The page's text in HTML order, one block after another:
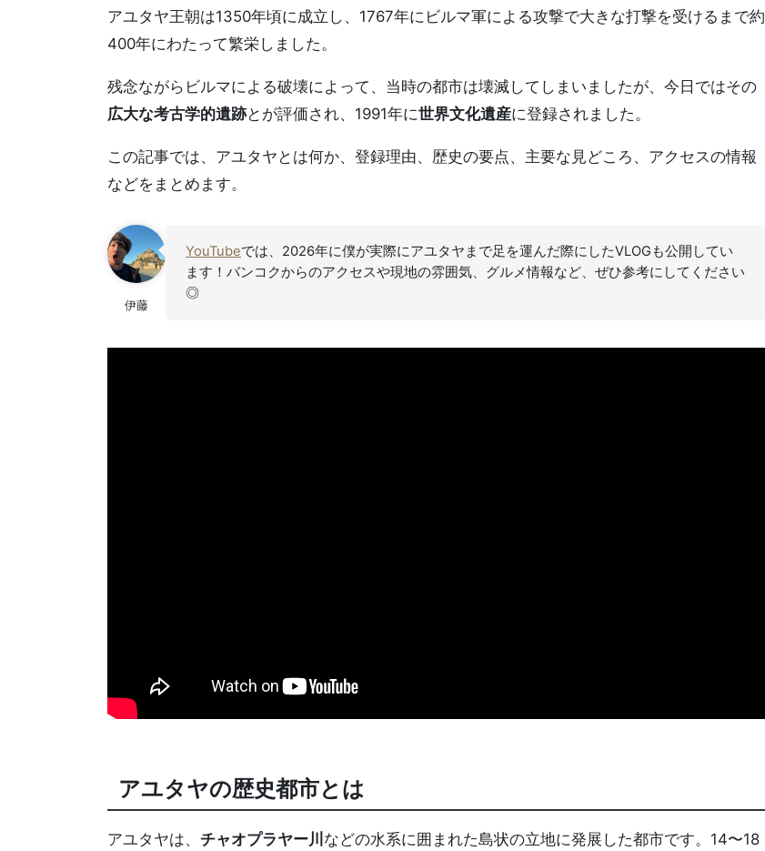
アユタヤ王朝は1350年頃に成立し、1767年にビルマ軍による攻撃で大きな打撃を受けるまで約
400年にわたって繁栄しました。
残念ながらビルマによる破壊によって、当時の都市は壊滅してしまいましたが、今日ではその
広大な考古学的遺跡とが評価され、1991年に世界文化遺産に登録されました。
この記事では、アユタヤとは何か、登録理由、歴史の要点、主要な見どころ、アクセスの情報
などをまとめます。
伊藤
YouTubeでは、2026年に僕が実際にアユタヤまで足を運んだ際にしたVLOGも公開してい
ます！バンコクからのアクセスや現地の雰囲気、グルメ情報など、ぜひ参考にしてください
◎
アユタヤの歴史都市とは
アユタヤは、 チャオプラヤー川 などの水系に囲まれた島状の立地に発展した都市です。14〜18